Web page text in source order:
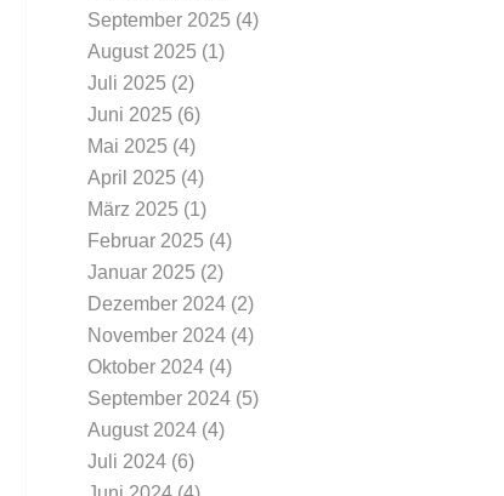
September 2025 (4)
August 2025 (1)
Juli 2025 (2)
Juni 2025 (6)
Mai 2025 (4)
April 2025 (4)
März 2025 (1)
Februar 2025 (4)
Januar 2025 (2)
Dezember 2024 (2)
November 2024 (4)
Oktober 2024 (4)
September 2024 (5)
August 2024 (4)
Juli 2024 (6)